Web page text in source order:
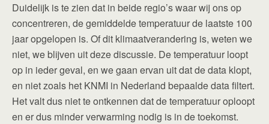
Duidelijk is te zien dat in beide regio’s waar wij ons op
concentreren, de gemiddelde temperatuur de laatste 100
jaar opgelopen is. Of dit klimaatverandering is, weten we
niet, we blijven uit deze discussie. De temperatuur loopt
op in ieder geval, en we gaan ervan uit dat de data klopt,
en niet zoals het KNMI in Nederland bepaalde data filtert.
Het valt dus niet te ontkennen dat de temperatuur oploopt
en er dus minder verwarming nodig is in de toekomst.